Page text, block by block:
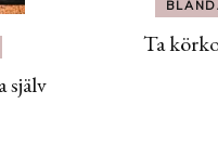
själv
Ta